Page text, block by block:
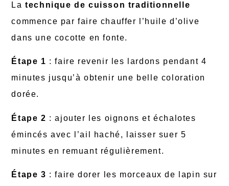
Latechnique de cuisson traditionnelle
commence par faire chauffer l’huile d’olive
dans une cocotte en fonte.
Étape 1 : faire revenir les lardons pendant 4
minutes jusqu’à obtenir une belle coloration
dorée.
Étape 2 : ajouter les oignons et échalotes
émincés avec l’ail haché, laisser suer 5
minutes en remuant régulièrement.
Étape 3 : faire dorer les morceaux de lapin sur